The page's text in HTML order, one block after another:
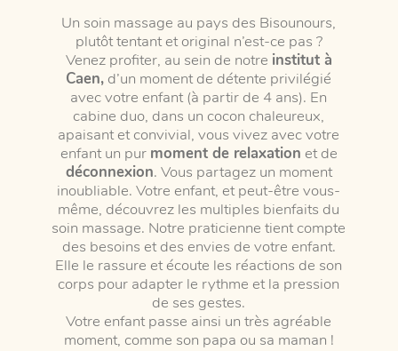
Un soin massage au pays des Bisounours,
plutôt tentant et original n’est-ce pas ?
Venez profiter, au sein de notre institut à
Caen, d’un moment de détente privilégié
avec votre enfant (à partir de 4 ans). En
cabine duo, dans un cocon chaleureux,
apaisant et convivial, vous vivez avec votre
enfant un pur moment de relaxation et de
déconnexion. Vous partagez un moment
inoubliable. Votre enfant, et peut-être vous-
même, découvrez les multiples bienfaits du
soin massage. Notre praticienne tient compte
des besoins et des envies de votre enfant.
Elle le rassure et écoute les réactions de son
corps pour adapter le rythme et la pression
de ses gestes.
Votre enfant passe ainsi un très agréable
moment, comme son papa ou sa maman !